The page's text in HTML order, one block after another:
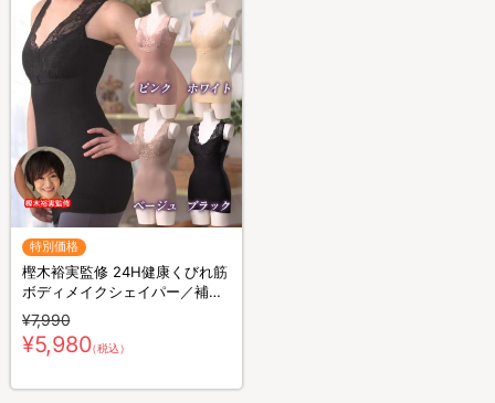
特別価格
樫木裕実監修 24H健康くびれ筋
ボディメイクシェイパー／補整
キャミソール／1枚4役
¥7,990
¥5,980（税込）